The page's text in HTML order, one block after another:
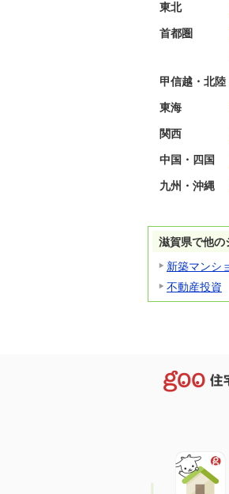
東北
首都圏
甲信越・北陸
東海
関西
中国・四国
九州・沖縄
滋賀県で他の
新築マンシ
不動産投資